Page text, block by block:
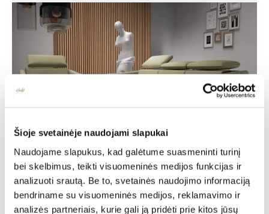
Šioje svetainėje naudojami slapukai
Naudojame slapukus, kad galėtume suasmeninti turinį
bei skelbimus, teikti visuomeninės medijos funkcijas ir
analizuoti srautą. Be to, svetainės naudojimo informaciją
bendriname su visuomeninės medijos, reklamavimo ir
analizės partneriais, kurie gali ją pridėti prie kitos jūsų
Svetainės baldų
išdėstymo idėjos: kaip